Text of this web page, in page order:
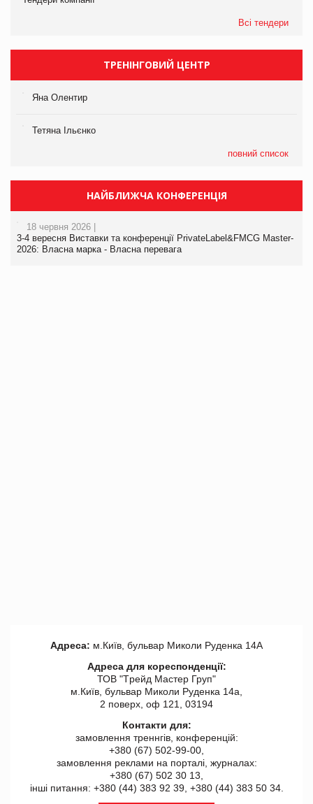
Всі тендери
ТРЕНІНГОВИЙ ЦЕНТР
Яна Олентир
Тетяна Ільєнко
повний список
НАЙБЛИЖЧА КОНФЕРЕНЦІЯ
18 червня 2026 |
3-4 вересня Виставки та конференції PrivateLabel&FMCG Master-
2026: Власна марка - Власна перевага
Адреса: м.Київ, бульвар Миколи Руденка 14А
Адреса для кореспонденції:
ТОВ "Tрейд Мастер Груп"
м.Київ, бульвар Миколи Руденка 14а,
2 поверх, оф 121, 03194
Контакти для:
замовлення треннгів, конференцій:
+380 (67) 502-99-00,
замовлення реклами на порталі, журналах:
+380 (67) 502 30 13,
інші питання: +380 (44) 383 92 39, +380 (44) 383 50 34.